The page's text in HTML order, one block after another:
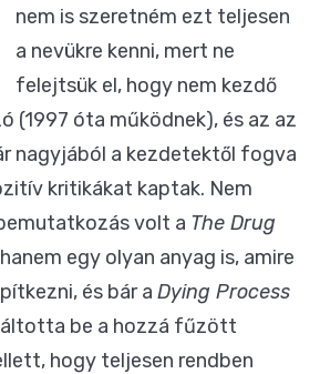
nem is szeretném ezt teljesen
a nevükre kenni, mert ne
felejtsük el, hogy nem kezdő
(1997 óta működnek), és az az
nagyjából a kezdetektől fogva
kritikákat kaptak. Nem
volt a The Drug
egy olyan anyag is, amire
és bár a Dying Process
be a hozzá fűzött
hogy teljesen rendben